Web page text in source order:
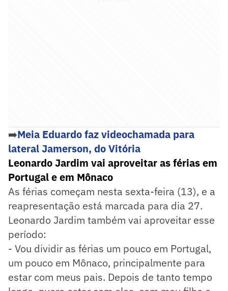
➡️Meia Eduardo faz videochamada para
lateral Jamerson, do Vitória
Leonardo Jardim vai aproveitar as férias em
Portugal e em Mônaco
As férias começam nesta sexta-feira (13), e a
reapresentação está marcada para dia 27.
Leonardo Jardim também vai aproveitar esse
período:
- Vou dividir as férias um pouco em Portugal,
um pouco em Mônaco, principalmente para
estar com meus pais. Depois de tanto tempo